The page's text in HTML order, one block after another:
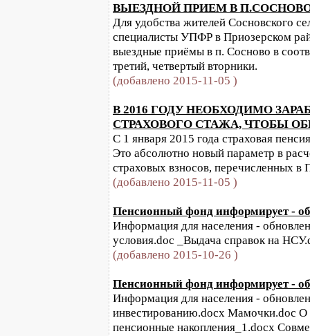
ВЫЕЗДНОЙ ПРИЕМ В П.СОСНОВО
Для удобства жителей Сосновского
специалисты УПФР в Приозерском
выездные приёмы в п. Сосново в
третий, четвертый вторники.
(добавлено 2015-11-05 )
В 2016 ГОДУ НЕОБХОДИМО
СТРАХОВОГО СТАЖА, ЧТОБЫ
С 1 января 2015 года страховая
Это абсолютно новый параметр в
страховых взносов, перечисленных в
(добавлено 2015-11-05 )
Пенсионный фонд информирует -
Информация для населения -
условия.doc _Выдача справок на
(добавлено 2015-10-26 )
Пенсионный фонд информирует -
Информация для населения -
инвестированию.docx Мамочки.doc
пенсионные накопления_1.docx